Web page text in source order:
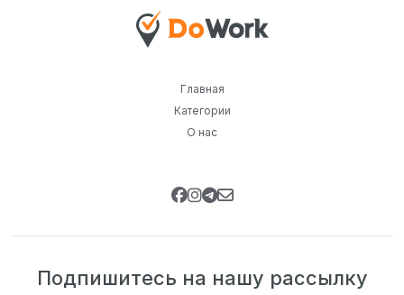
Главная
Категории
О нас
Подпишитесь на нашу рассылку